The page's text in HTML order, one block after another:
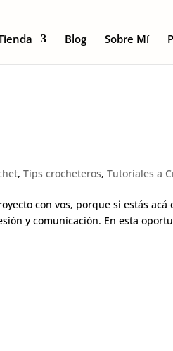
Blog Sobre Mí
,Tips crocheteros,Tutoriales a
con vos, porque si estás acá
y comunicación. En esta